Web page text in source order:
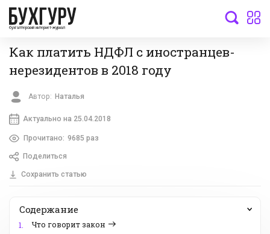
бухгалтерский интернет-журнал
Как платить НДФЛ с иностранцев-
нерезидентов в 2018 году
Автор: Наталья
Актуально на 25.04.2018
Прочитано: 9685 раз
Поделиться
Сохранить статью
Содержание
1.
Что говорит закон